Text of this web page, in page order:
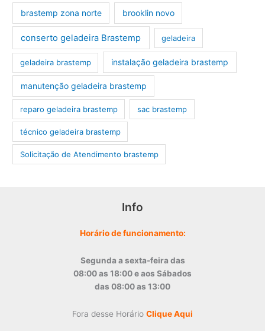
brastemp zona norte brooklin novo
conserto geladeira Brastemp geladeira
geladeira brastemp instalação geladeira brastemp
manutenção geladeira brastemp
reparo geladeira brastemp sac brastemp
técnico geladeira brastemp
‎Solicitação de Atendimento brastemp
Info
Horário de funcionamento:
Segunda a sexta-feira das
08:00 as 18:00 e aos Sábados
das 08:00 as 13:00
Fora desse Horário Clique Aqui